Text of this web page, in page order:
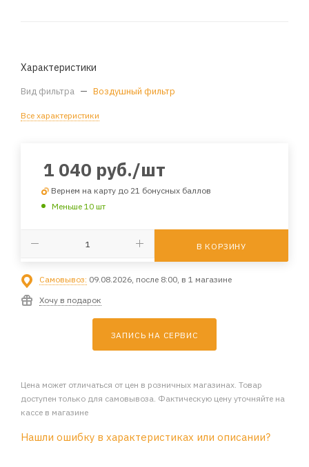
Характеристики
Вид фильтра — Воздушный фильтр
Все характеристики
1 040 руб./шт
Вернем на карту до 21 бонусных баллов
Меньше 10 шт
В КОРЗИНУ
Самовывоз: 09.08.2026, после 8:00, в 1 магазине
Хочу в подарок
ЗАПИСЬ НА СЕРВИС
Цена может отличаться от цен в розничных магазинах. Товар
доступен только для самовывоза. Фактическую цену уточняйте на
кассе в магазине
Нашли ошибку в характеристиках или описании?